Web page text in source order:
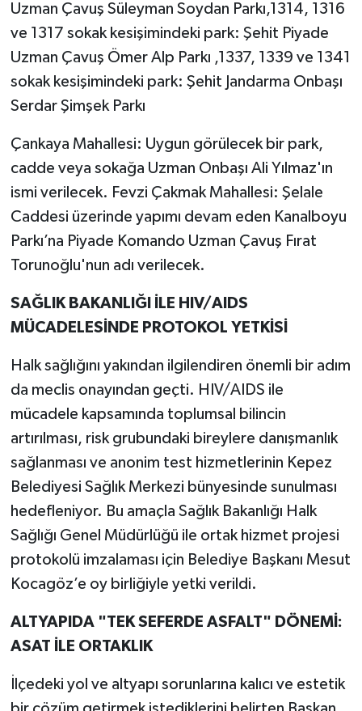
Uzman Çavuş Süleyman Soydan Parkı,1314, 1316
ve 1317 sokak kesişimindeki park: Şehit Piyade
Uzman Çavuş Ömer Alp Parkı ,1337, 1339 ve 1341
sokak kesişimindeki park: Şehit Jandarma Onbaşı
Serdar Şimşek Parkı
Çankaya Mahallesi: Uygun görülecek bir park,
cadde veya sokağa Uzman Onbaşı Ali Yılmaz'ın
ismi verilecek. Fevzi Çakmak Mahallesi: Şelale
Caddesi üzerinde yapımı devam eden Kanalboyu
Parkı’na Piyade Komando Uzman Çavuş Fırat
Torunoğlu'nun adı verilecek.
SAĞLIK BAKANLIĞI İLE HIV/AIDS
MÜCADELESİNDE PROTOKOL YETKİSİ
Halk sağlığını yakından ilgilendiren önemli bir adım
da meclis onayından geçti. HIV/AIDS ile
mücadele kapsamında toplumsal bilincin
artırılması, risk grubundaki bireylere danışmanlık
sağlanması ve anonim test hizmetlerinin Kepez
Belediyesi Sağlık Merkezi bünyesinde sunulması
hedefleniyor. Bu amaçla Sağlık Bakanlığı Halk
Sağlığı Genel Müdürlüğü ile ortak hizmet projesi
protokolü imzalaması için Belediye Başkanı Mesut
Kocagöz’e oy birliğiyle yetki verildi.
ALTYAPIDA "TEK SEFERDE ASFALT" DÖNEMİ:
ASAT İLE ORTAKLIK
İlçedeki yol ve altyapı sorunlarına kalıcı ve estetik